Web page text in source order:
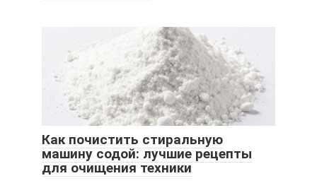
Как почистить стиральную
машину содой: лучшие рецепты
для очищения техники